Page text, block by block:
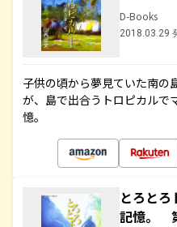
D-Books
2018.03.29
子供の頃から夢見ていた南の
が、島で出合うトロピカルで
憶。
とろと
記憶。